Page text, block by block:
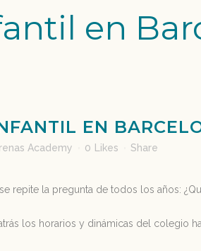
en
EN
Academy 0 Likes Share
repite la pregunta de todos los años:
los horarios y dinámicas del